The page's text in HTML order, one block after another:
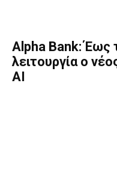
Alpha Bank: Έως
λειτουργία ο
AI